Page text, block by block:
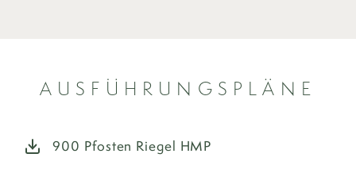
AUSFÜHRUNGSPLÄNE
900 Pfosten Riegel HMP